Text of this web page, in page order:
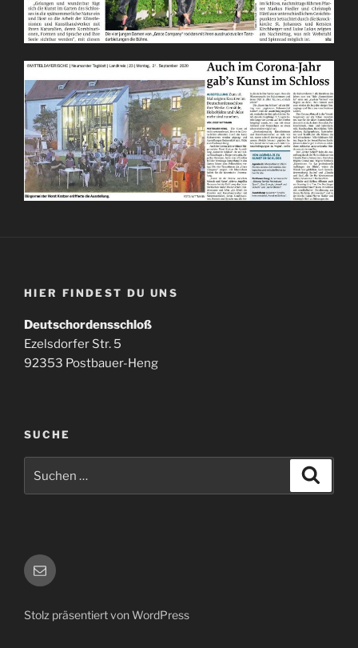
HIER FINDEST DU UNS
Deutschordensschloß
Ezelsdorfer Str. 5
92353 Postbauer-Heng
SUCHE
nach:
E-
Mail
Stolz präsentiert von WordPress